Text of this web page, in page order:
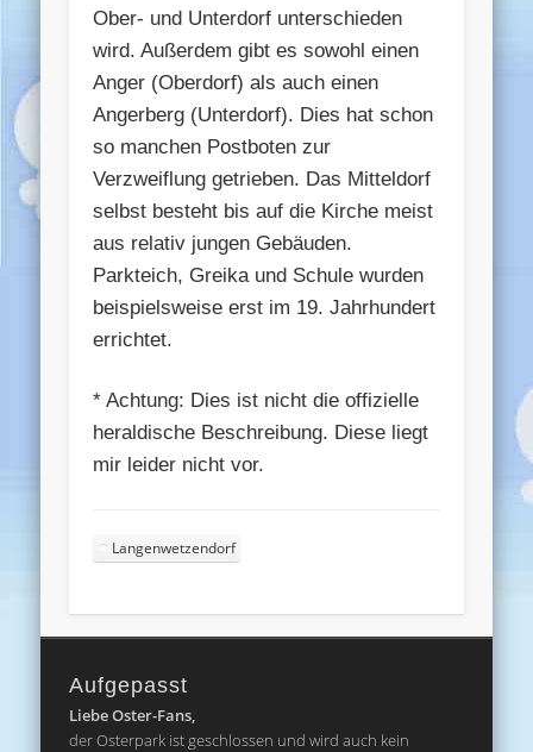
Ober- und Unterdorf unterschieden
wird. Außerdem gibt es sowohl einen
Anger (Oberdorf) als auch einen
Angerberg (Unterdorf). Dies hat schon
so manchen Postboten zur
Verzweiflung getrieben. Das Mitteldorf
selbst besteht bis auf die Kirche meist
aus relativ jungen Gebäuden.
Parkteich, Greika und Schule wurden
beispielsweise erst im 19. Jahrhundert
errichtet.
* Achtung: Dies ist nicht die offizielle
heraldische Beschreibung. Diese liegt
mir leider nicht vor.
Langenwetzendorf
Aufgepasst
Liebe Oster-Fans,
der Osterpark ist geschlossen und wird auch kein